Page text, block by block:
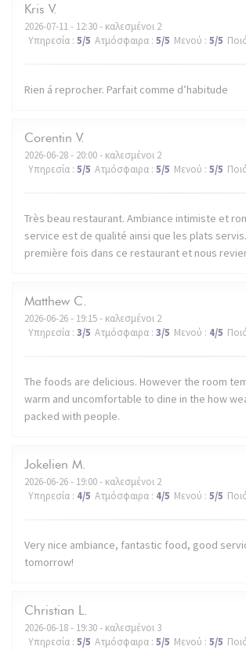
Kris V
2026-07-11- 12:30 - καλεσμένοι 2
Υπηρεσία : 5/5 Ατμόσφαιρα : 5/5 Μενού : 5/5
Rien á reprocher. Parfait comme d’habitude
Corentin V
2026-06-28- 20:00 - καλεσμένοι 2
Υπηρεσία : 5/5 Ατμόσφαιρα : 5/5 Μενού : 5/5
Très beau restaurant. Ambiance intimiste et
service est de qualité ainsi que les plats
première fois dans ce restaurant et nous
Matthew C
2026-06-26- 19:15 - καλεσμένοι 2
Υπηρεσία : 3/5 Ατμόσφαιρα : 3/5 Μενού : 4/5
The foods are delicious. However the room
warm and uncomfortable to dine in the how
packed with people.
Jokelien M
2026-06-26- 19:00 - καλεσμένοι 2
Υπηρεσία : 4/5 Ατμόσφαιρα : 4/5 Μενού : 5/5
Very nice ambiance, fantastic food, good
tomorrow!
Christian L
2026-06-18- 19:30 - καλεσμένοι 3
Υπηρεσία : 5/5 Ατμόσφαιρα : 5/5 Μενού : 5/5